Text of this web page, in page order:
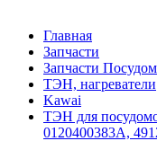
Главная
Запчасти
Запчасти
ТЭН, нагреватели
Kawai
ТЭН для
0120400383A,